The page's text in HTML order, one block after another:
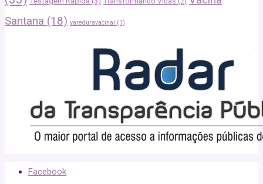
Santana (18) vareduravacinal (1)
Facebook